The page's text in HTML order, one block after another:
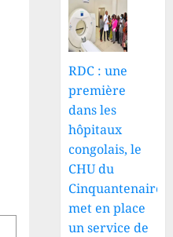
RDC : une
première
dans les
hôpitaux
congolais, le
CHU du
Cinquantenaire
met en place
un service de